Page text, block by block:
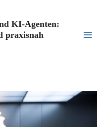
KI-Agenten:
praxisnah